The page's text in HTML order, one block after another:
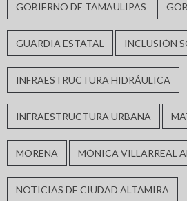
GOBIERNO DE TAMAULIPAS
GUARDIA ESTATAL INCLUSIÓN
INFRAESTRUCTURA HIDRÁULICA
INFRAESTRUCTURA URBANA
MORENA MÓNICA VILLARREAL
NOTICIAS DE CIUDAD ALTAMIRA